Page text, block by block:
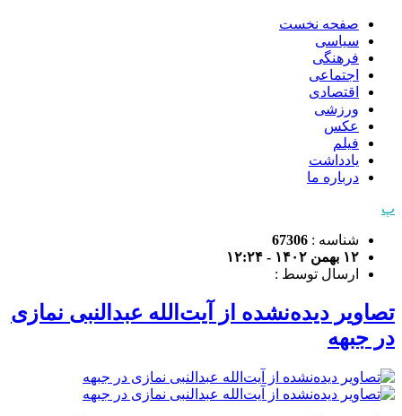
صفحه نخست
سیاسی
فرهنگی
اجتماعی
اقتصادی
ورزشی
عکس
فیلم
یادداشت
درباره ما
پ
شناسه : 67306
۱۲ بهمن ۱۴۰۲ - ۱۲:۲۴
ارسال توسط :
تصاویر دیده‌نشده از آیت‌الله عبدالنبی نمازی
در جبهه